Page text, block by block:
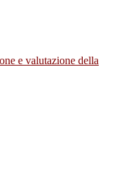
e valutazione della